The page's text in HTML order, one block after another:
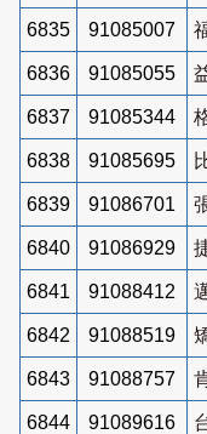
6835 91085007
6836 91085055
6837 91085344
6838 91085695
6839 91086701
6840 91086929
6841 91088412
6842 91088519
6843 91088757
6844 91089616